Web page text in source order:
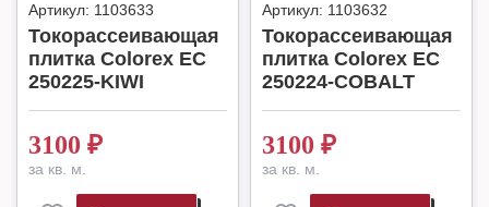
Артикул: 1103633
Токорассеивающая
плитка Colorex EC
250225-KIWI
3100 ₽
за кв. м.
Артикул: 1103632
Токорассеивающая
плитка Colorex EC
250224-COBALT
3100 ₽
за кв. м.